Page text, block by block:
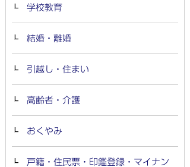
学校教育
結婚・離婚
引越し・住まい
高齢者・介護
おくやみ
戸籍・住民票・印鑑登録・マイナン